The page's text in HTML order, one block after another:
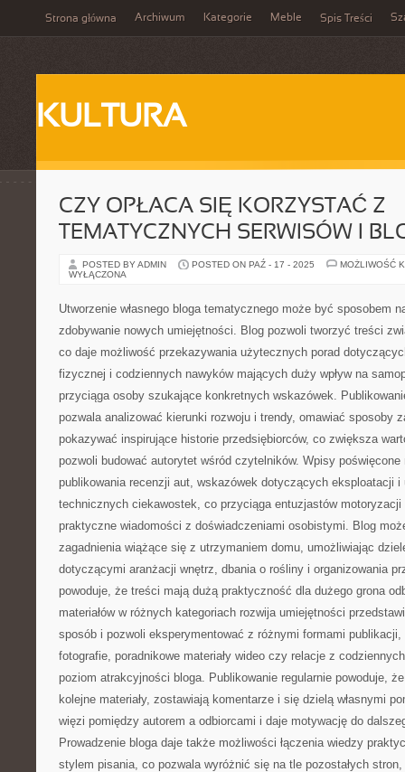
Strona główna Archiwum Kategorie Meble Spis Treści
KULTURA
CZY OPŁACA SIĘ KORZYSTAĆ Z
TEMATYCZNYCH SERWISÓW I
POSTED BY ADMIN POSTED ON PAŹ - 17 - 2025
MOŻLIWOŚĆ
WYŁĄCZONA
Utworzenie własnego bloga tematycznego może być sposobem
zdobywanie nowych umiejętności. Blog pozwoli tworzyć treści
co daje możliwość przekazywania użytecznych porad
fizycznej i codziennych nawyków mających duży wpływ na
przyciąga osoby szukające konkretnych wskazówek.
pozwala analizować kierunki rozwoju i trendy, omawiać sposoby
pokazywać inspirujące historie przedsiębiorców, co zwiększa
pozwoli budować autorytet wśród czytelników. Wpisy
publikowania recenzji aut, wskazówek dotyczących eksploatacji i
technicznych ciekawostek, co przyciąga entuzjastów motoryzacji
praktyczne wiadomości z doświadczeniami osobistymi. Blog
zagadnienia wiążące się z utrzymaniem domu, umożliwiając
dotyczącymi aranżacji wnętrz, dbania o rośliny i organizowania
powoduje, że treści mają dużą praktyczność dla dużego grona
materiałów w różnych kategoriach rozwija umiejętności
sposób i pozwoli eksperymentować z różnymi formami
fotografie, poradnikowe materiały wideo czy relacje z
poziom atrakcyjności bloga. Publikowanie regularnie powoduje,
kolejne materiały, zostawiają komentarze i się dzielą własnymi
więzi pomiędzy autorem a odbiorcami i daje motywację do
Prowadzenie bloga daje także możliwości łączenia wiedzy
stylem pisania, co pozwala wyróżnić się na tle pozostałych